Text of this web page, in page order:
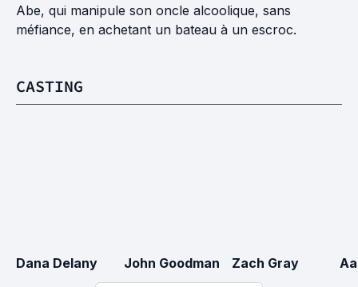
Abe, qui manipule son oncle alcoolique, sans
méfiance, en achetant un bateau à un escroc.
CASTING
Dana Delany John Goodman Zach Gray